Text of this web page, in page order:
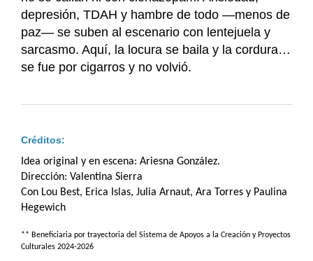
depresión, TDAH y hambre de todo —menos de
paz— se suben al escenario con lentejuela y
sarcasmo. Aquí, la locura se baila y la cordura…
se fue por cigarros y no volvió.
Créditos:
Idea original y en escena: Ariesna González.
Dirección: Valentina Sierra
Con Lou Best, Erica Islas, Julia Arnaut, Ara Torres y Paulina
Hegewich
** Beneficiaria por trayectoria del Sistema de Apoyos a la Creación y Proyectos
Culturales 2024-2026